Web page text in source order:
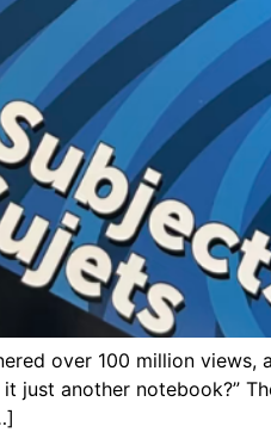
over 100 million views,
just another notebook?”